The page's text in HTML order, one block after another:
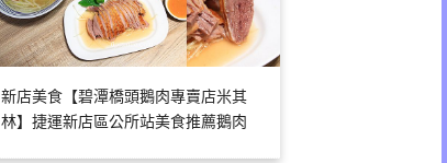
新店美食【碧潭橋頭鵝肉專賣店米其
林】捷運新店區公所站美食推薦鵝肉